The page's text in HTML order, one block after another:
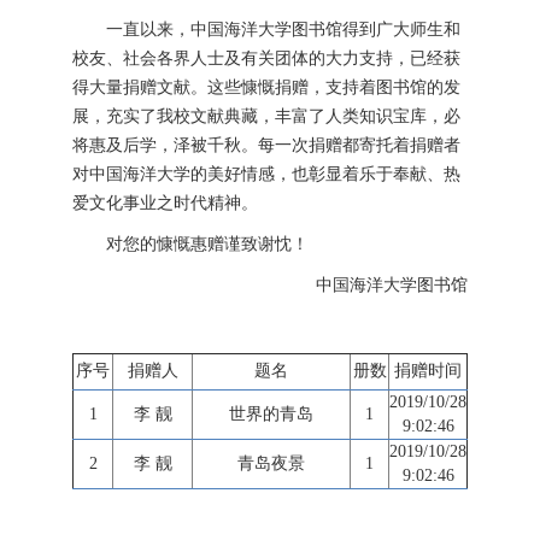
一直以来，中国海洋大学图书馆得到广大师生和
校友、社会各界人士及有关团体的大力支持，已经获
得大量捐赠文献。这些慷慨捐赠，支持着图书馆的发
展，充实了我校文献典藏，丰富了人类知识宝库，必
将惠及后学，泽被千秋。每一次捐赠都寄托着捐赠者
对中国海洋大学的美好情感，也彰显着乐于奉献、热
爱文化事业之时代精神。
对您的慷慨惠赠谨致谢忱！
中国海洋大学图书馆
序号 捐赠人 题名 册数 捐赠时间
1 李 靓 世界的青岛 1
2019/10/28
9:02:46
2 李 靓 青岛夜景 1
2019/10/28
9:02:46